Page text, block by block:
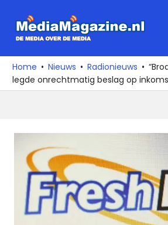
naar
media
over
de
Home Nieuws Radionieuws
legde onrechtmatig beslag op